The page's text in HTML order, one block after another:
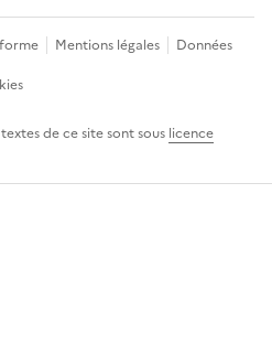
Mentions légales
Données
de ce site sont sous licence